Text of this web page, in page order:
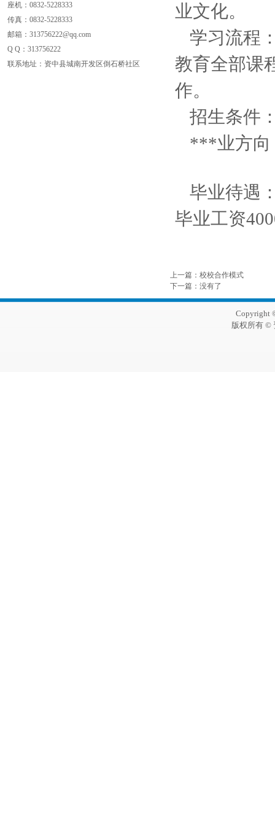
座机：0832-5228333
传真： 0832-5228333
邮箱：313756222@qq.com
Q Q： 313756222
联系地址：资中县城南开发区倒石桥社区
业文化。
学习流程
教育全部课
作。
招生条件
***业方向
毕业待遇
毕业工资
上一篇 ： 校校合作模式
下一篇 ：没有了
Copyright
版权所有 ©